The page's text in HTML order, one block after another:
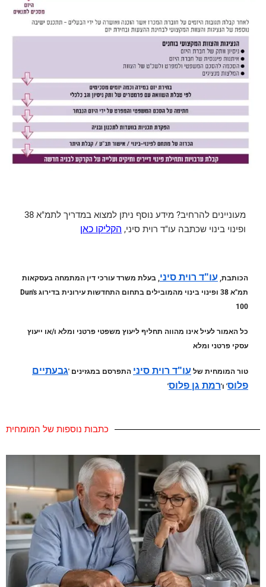
מעוניינים להרחיב?
מידע נוסף ניתן למצוא במדריך לתמ"א 38
ופינוי בינוי שכתבה עו"ד רוית סיני, הקליקו כאן
הכותבת, עו"ד רוית סיני, בעלת משרד עורכי דין המתמחה בעסקאות
תמ"א 38 ופינוי בינוי מהמובילים בתחום התחדשות עירונית בדירוג Dun's
100
כל האמור לעיל אינו מהווה תחליף ליעוץ משפטי פרטני ומלא ו/או ייעוץ
עסקי פרטני ומלא
טור המומחית של עו"ד רוית סיני התפרסם במגזינים 'גבעתיים
פלוס' ו'רמת גן פלוס'
כתבות נוספות של המומחית